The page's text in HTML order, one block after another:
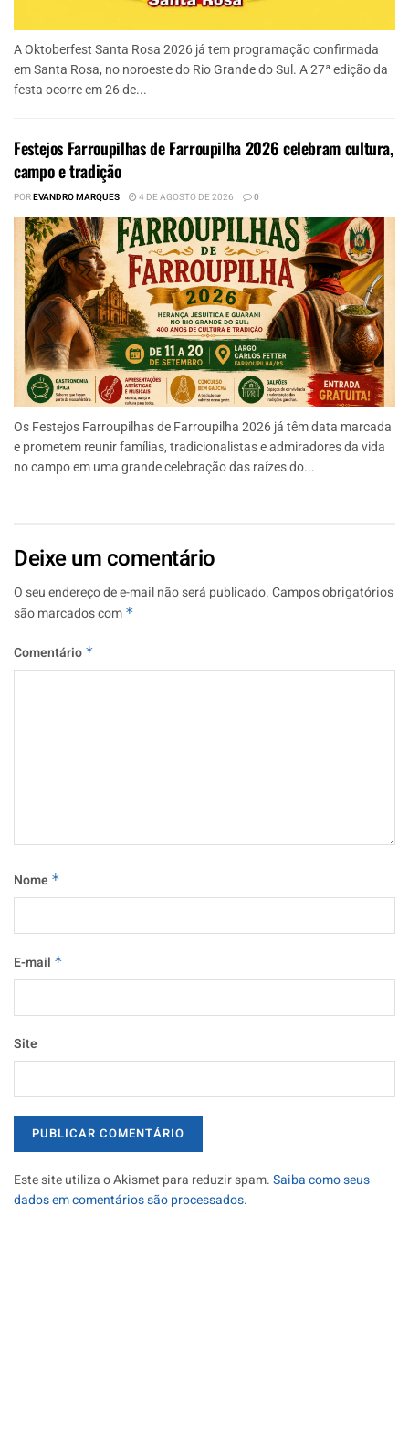
A Oktoberfest Santa Rosa 2026 já tem programação confirmada
em Santa Rosa, no noroeste do Rio Grande do Sul. A 27ª edição da
festa ocorre em 26 de...
Festejos Farroupilhas de Farroupilha 2026 celebram cultura,
campo e tradição
POREVANDRO MARQUES 4 DE AGOSTO DE 2026 0
Os Festejos Farroupilhas de Farroupilha 2026 já têm data marcada
e prometem reunir famílias, tradicionalistas e admiradores da vida
no campo em uma grande celebração das raízes do...
Deixe um comentário
O seu endereço de e-mail não será publicado.Campos obrigatórios
são marcados com *
Comentário *
Nome *
E-mail *
Site
Este site utiliza o Akismet para reduzir spam.Saiba como seus
dados em comentários são processados.